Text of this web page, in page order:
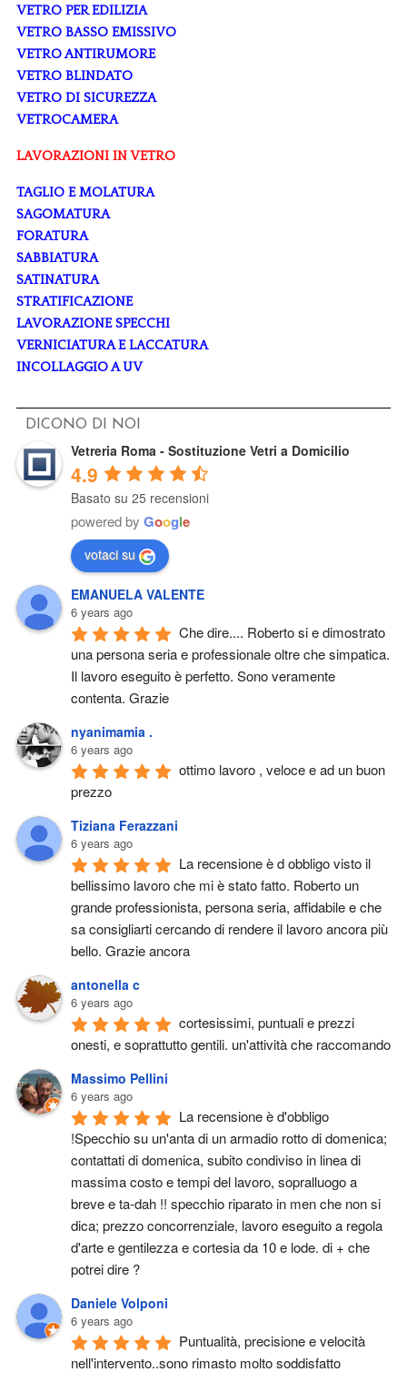
VETRO PER EDILIZIA
VETRO BASSO EMISSIVO
VETRO ANTIRUMORE
VETRO BLINDATO
VETRO DI SICUREZZA
VETROCAMERA
LAVORAZIONI IN VETRO
TAGLIO E MOLATURA
SAGOMATURA
FORATURA
SABBIATURA
SATINATURA
STRATIFICAZIONE
LAVORAZIONE SPECCHI
VERNICIATURA E LACCATURA
INCOLLAGGIO A UV
DICONO DI NOI
Vetreria Roma - Sostituzione Vetri a Domicilio
4.9
Basato su 25 recensioni
powered by Google
votaci su
EMANUELA VALENTE
6 years ago
Che dire.... Roberto si e dimostrato
una persona seria e professionale oltre che simpatica.
Il lavoro eseguito è perfetto. Sono veramente
contenta. Grazie
nyanimamia .
6 years ago
ottimo lavoro , veloce e ad un buon
prezzo
Tiziana Ferazzani
6 years ago
La recensione è d obbligo visto il
bellissimo lavoro che mi è stato fatto. Roberto un
grande professionista, persona seria, affidabile e che
sa consigliarti cercando di rendere il lavoro ancora più
bello. Grazie ancora
antonella c
6 years ago
cortesissimi, puntuali e prezzi
onesti, e soprattutto gentili. un'attività che raccomando
Massimo Pellini
6 years ago
La recensione è d'obbligo
!Specchio su un'anta di un armadio rotto di domenica;
contattati di domenica, subito condiviso in linea di
massima costo e tempi del lavoro, sopralluogo a
breve e ta-dah !! specchio riparato in men che non si
dica; prezzo concorrenziale, lavoro eseguito a regola
d'arte e gentilezza e cortesia da 10 e lode. di + che
potrei dire ?
Daniele Volponi
6 years ago
Puntualità, precisione e velocità
nell'intervento..sono rimasto molto soddisfatto